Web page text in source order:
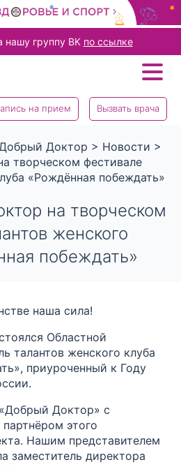
нашу группу ВК по ссылке
на прием Вызвать врача
Доктор > Новости >
творческом фестивале
«Рождённая побеждать»
на творческом
женского
побеждать»
наша сила!
Областной
талантов женского клуба
приуроченный к Году
Доктор» с
этого
Нашим представителем
заместитель директора